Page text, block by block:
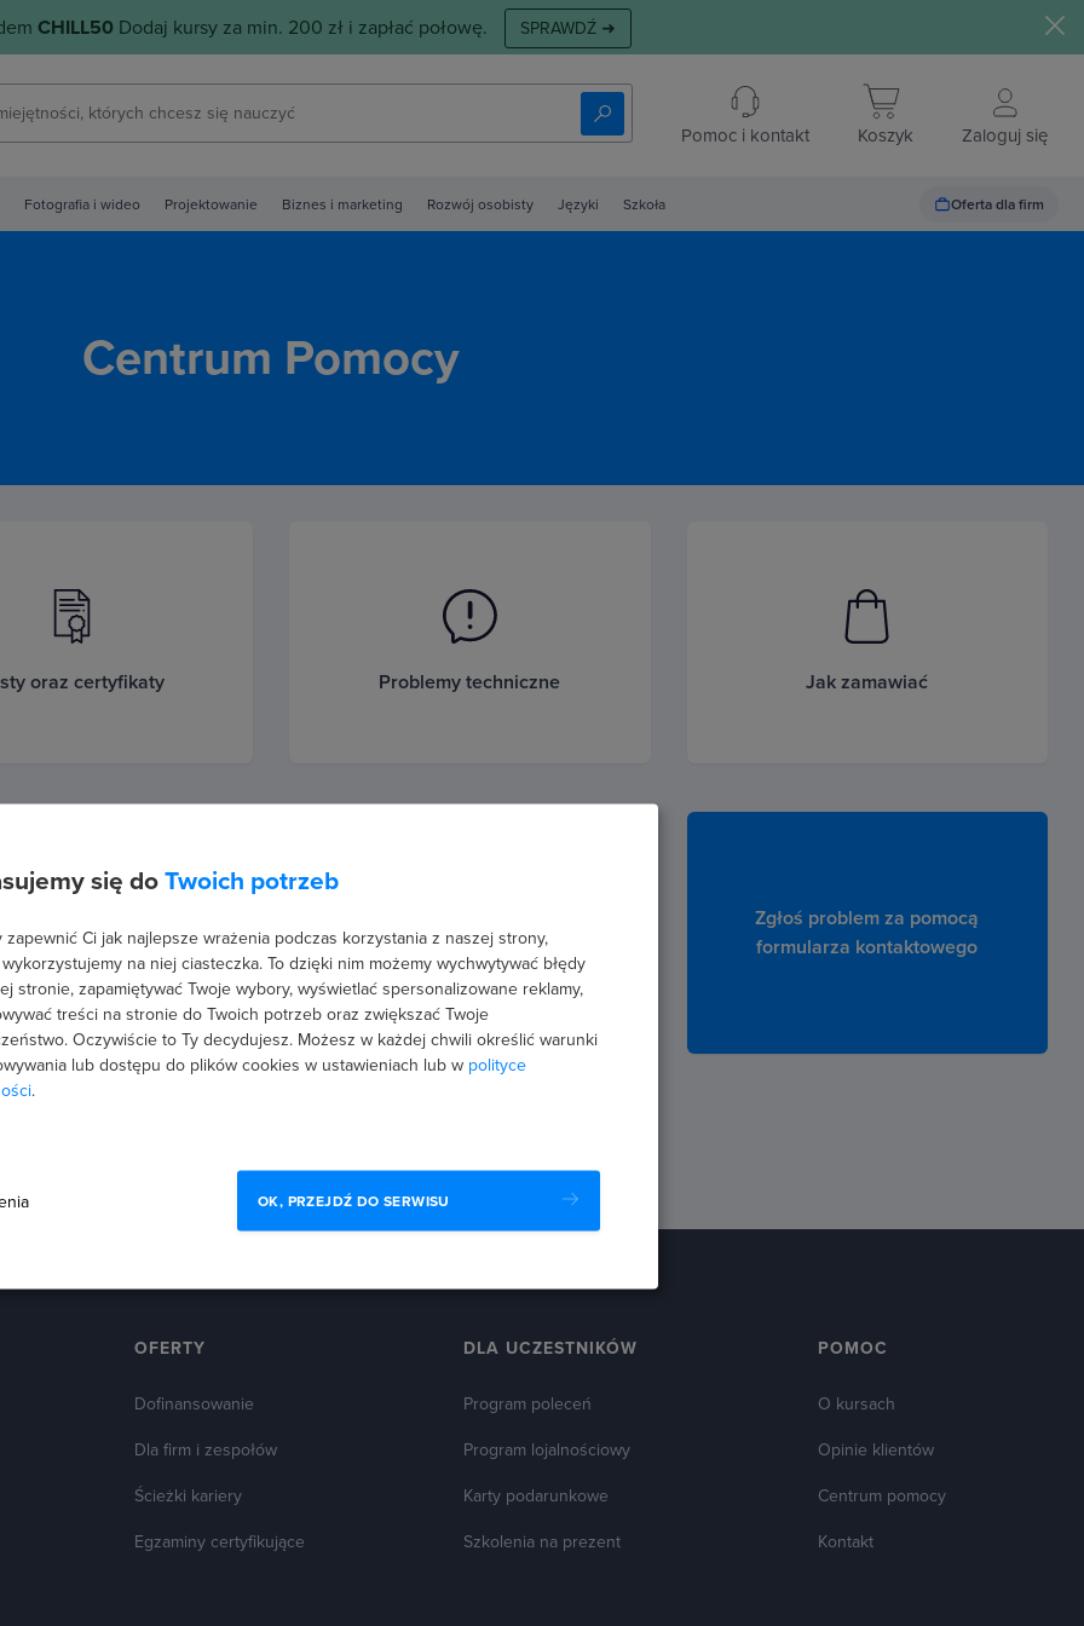
CHILL50Dodaj kursy za min. 200 zł i zapłać połowę. SPRAWDŹ ➜
Pomoc i kontakt Koszyk Zaloguj się
Fotografia i wideo Projektowanie Biznes i marketing Rozwój osobisty Języki Szkoła Oferta dla firm
Centrum Pomocy
oraz certyfikaty Problemy techniczne Jak zamawiać
oraz zakupy dla
firm
Zniżki i rabaty
Zgłoś problem za pomocą
formularza kontaktowego
OFERTY
Dofinansowanie
Dla firm i zespołów
Ścieżki kariery
Egzaminy certyfikujące
DLA UCZESTNIKÓW
Program poleceń
Program lojalnościowy
Karty podarunkowe
Szkolenia na prezent
POMOC
O kursach
Opinie klientów
Centrum pomocy
Kontakt
się do Twoich potrzeb
zapewnić Ci jak najlepsze wrażenia podczas korzystania z naszej strony,
na niej ciasteczka. To dzięki nim możemy wychwytywać błędy
stronie, zapamiętywać Twoje wybory, wyświetlać spersonalizowane reklamy,
treści na stronie do Twoich potrzeb oraz zwiększać Twoje
Oczywiście to Ty decydujesz. Możesz w każdej chwili określić warunki
lub dostępu do plików cookies w ustawieniach lub w polityce
.
OK, PRZEJDŹ DO SERWISU